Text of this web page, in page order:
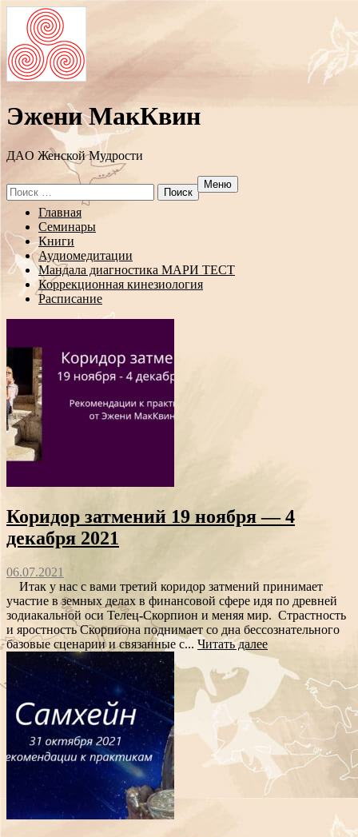
Эжени МакКвин
ДAO Женской Мудрости
Search
for:
Меню
Перейти
содержанию
Главная
Семинары
Книги
Аудиомедитации
Мандала диагностика МАРИ ТЕСТ
Коррекционная кинезиология
Расписание
Коридор затмений 19 ноября — 4
декабря 2021
06.07.2021
Итак у нас с вами третий коридор затмений принимает
участие в земных делах в финансовой сфере идя по древней
зодиакальной оси Телец-Скорпион и меняя мир. Страстность
и яростность Скорпиона поднимает со дна бессознательного
базовые сценарии и связанные с... Читать далее